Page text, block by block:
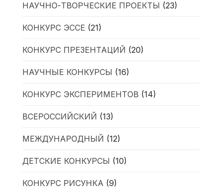
НАУЧНО-ТВОРЧЕСКИЕ ПРОЕКТЫ (23)
КОНКУРС ЭССЕ (21)
КОНКУРС ПРЕЗЕНТАЦИЙ (20)
НАУЧНЫЕ КОНКУРСЫ (16)
КОНКУРС ЭКСПЕРИМЕНТОВ (14)
ВСЕРОССИЙСКИЙ (13)
МЕЖДУНАРОДНЫЙ (12)
ДЕТСКИЕ КОНКУРСЫ (10)
КОНКУРС РИСУНКА (9)